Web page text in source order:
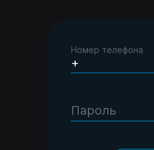
Номер телефона
Пароль